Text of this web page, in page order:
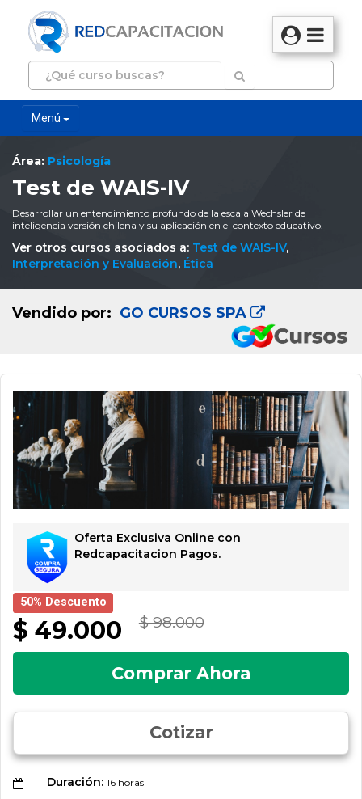
Menú
Área: Psicología
Test de WAIS-IV
Desarrollar un entendimiento profundo de la escala Wechsler de
inteligencia versión chilena y su aplicación en el contexto educativo.
Ver otros cursos asociados a: Test de WAIS-IV,
Interpretación y Evaluación, Ética
Vendido por: GO CURSOS SPA
Oferta Exclusiva Online con
Redcapacitacion Pagos.
50% Descuento
$ 49.000 $ 98.000
Comprar Ahora
Cotizar
Duración: 16 horas